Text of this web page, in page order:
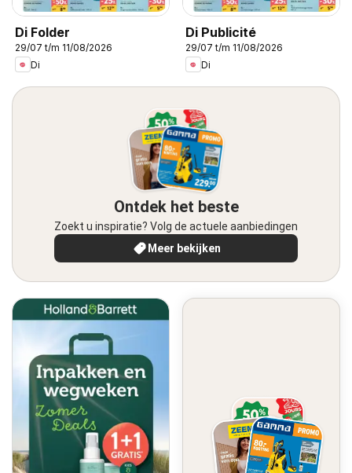
Di Folder
29/07 t/m 11/08/2026
Di
Di Publicité
29/07 t/m 11/08/2026
Di
Ontdek het beste
Zoekt u inspiratie? Volg de actuele aanbiedingen
Meer bekijken